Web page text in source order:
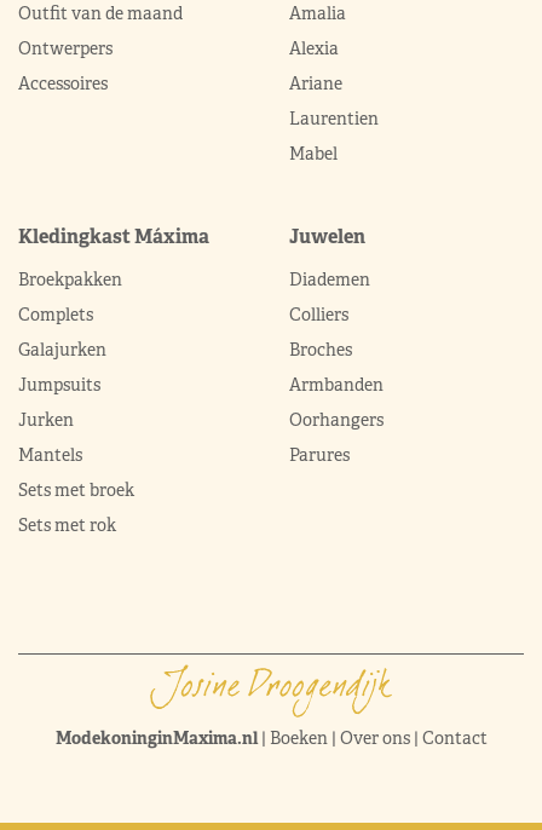
Outfit van de maand
Ontwerpers
Accessoires
Amalia
Alexia
Ariane
Laurentien
Mabel
Kledingkast Máxima
Broekpakken
Complets
Galajurken
Jumpsuits
Jurken
Mantels
Sets met broek
Sets met rok
Juwelen
Diademen
Colliers
Broches
Armbanden
Oorhangers
Parures
ModekoninginMaxima.nl| Boeken| Over ons| Contact